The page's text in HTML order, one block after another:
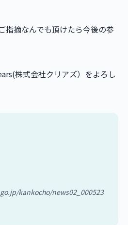
指摘なんでも頂けたら今後の参
株式会社クリアズ）をよろし
kankocho/news02_000523